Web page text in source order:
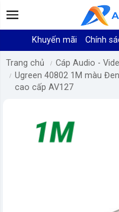
Khuyến mãi Chính
Trang chủ Cáp Audio -
Ugreen 40802 1M màu Đen Cáp âm thanh 3.5mm sang 6.5mm
cao cấp AV127